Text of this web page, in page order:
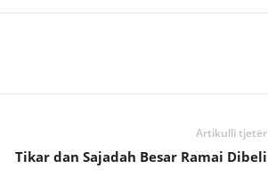
Artikulli tjetër
Tikar dan Sajadah Besar Ramai Dibeli